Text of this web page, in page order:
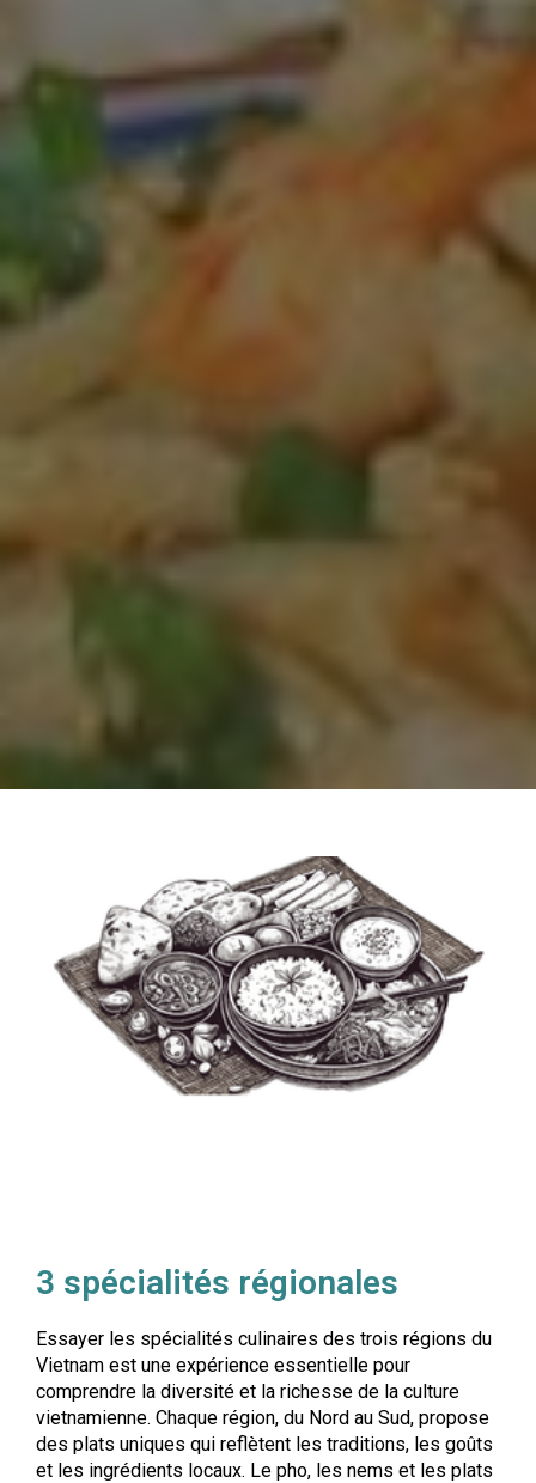
3 spécialités régionales
Essayer les spécialités culinaires des trois régions du
Vietnam est une expérience essentielle pour
comprendre la diversité et la richesse de la culture
vietnamienne. Chaque région, du Nord au Sud, propose
des plats uniques qui reflètent les traditions, les goûts
et les ingrédients locaux. Le pho, les nems et les plats